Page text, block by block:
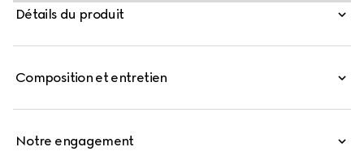
Détails du produit
Composition et entretien
Notre engagement